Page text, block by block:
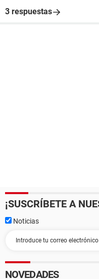
3 respuestas
¡SUSCRÍBETE A
Noticias
NOVEDADES